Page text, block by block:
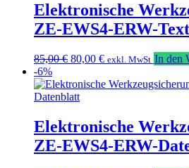
Elektronische
ZE-EWS4-ERW-Text
85,00€ Ursprünglicher
war:
85,00 €
80,00 €Aktueller
ist:
exkl. MwSt In den
-6%
Elektronische
ZE-EWS4-ERW-